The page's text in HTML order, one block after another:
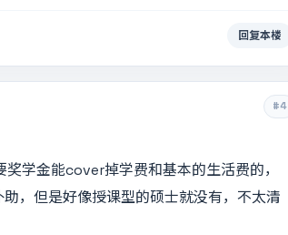
回复本楼
#4
学金能cover掉学费和基本的生活费的，
，但是好像授课型的硕士就没有，不太清